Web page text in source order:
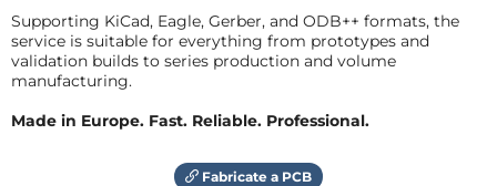
Supporting KiCad, Eagle, Gerber, and ODB++ formats, the
service is suitable for everything from prototypes and
validation builds to series production and volume
manufacturing.
Made in Europe. Fast. Reliable. Professional.
Fabricate a PCB